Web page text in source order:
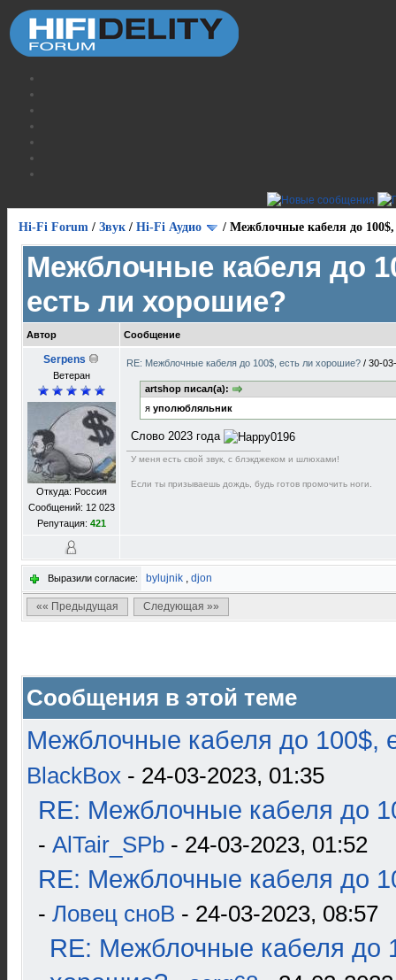
Hi-Fi Forum / Звук / Hi-Fi Аудио / Межблочные кабеля до 100$,
Межблочные кабеля до
есть ли хорошие?
Автор Сообщение
Serpens
Ветеран
Откуда: Россия
Сообщений: 12 023
Репутация: 421
RE: Межблочные кабеля до 100$, есть ли хорошие? / 30-
artshop писал(а):
я уполюбляльник
Слово 2023 года
У меня есть свой звук, с блэкджеком и шлюхами!
Если ты призываешь дождь, будь готов промочить ноги.
Выразили согласие: bylujnik , djon
«« Предыдущая Следующая »»
Сообщения в этой теме
Межблочные кабеля до 100$,
BlackBox - 24-03-2023, 01:35
RE: Межблочные кабеля до
- AlTair_SPb - 24-03-2023, 01:52
RE: Межблочные кабеля до
- Ловец сноВ - 24-03-2023, 08:57
RE: Межблочные кабеля до